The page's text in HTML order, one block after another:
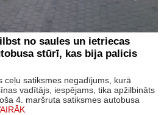
no saules un ietriecas
stūrī, kas bija palicis
ceļu satiksmes negadījums, kurā
vadītājs, iespējams, tika apžilbināts
4. maršruta satiksmes autobusa